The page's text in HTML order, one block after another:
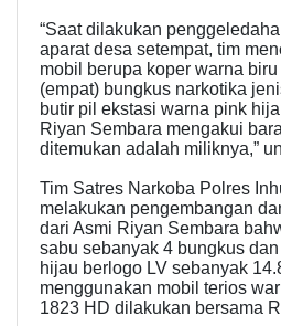
“Saat dilakukan
aparat desa setempat, tim
mobil berupa koper warna
(empat) bungkus narkotika
butir pil ekstasi warna pink
Riyan Sembara mengakui
ditemukan adalah miliknya,”
Tim Satres Narkoba Polres
melakukan pengembangan
dari Asmi Riyan Sembara
sabu sebanyak 4 bungkus
hijau berlogo LV sebanyak
menggunakan mobil terios
1823 HD dilakukan bersama